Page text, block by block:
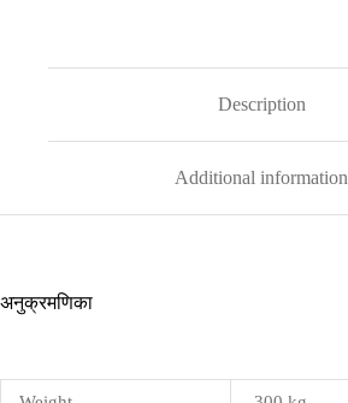
Description
Additional information
अनुक्रमणिका